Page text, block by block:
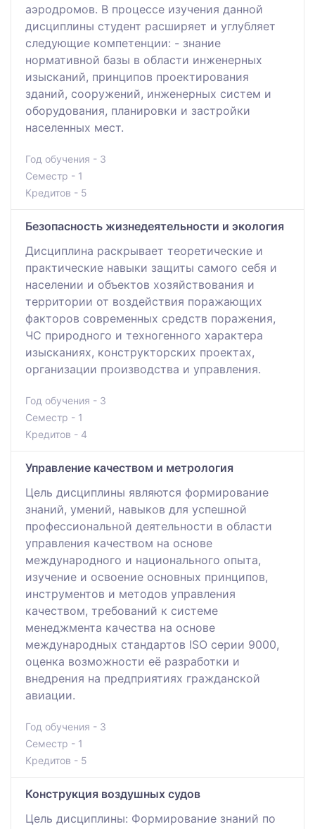
аэродромов. В процессе изучения данной
дисциплины студент расширяет и углубляет
следующие компетенции: - знание
нормативной базы в области инженерных
изысканий, принципов проектирования
зданий, сооружений, инженерных систем и
оборудования, планировки и застройки
населенных мест.
Год обучения - 3
Семестр - 1
Кредитов - 5
Безопасность жизнедеятельности и экология
Дисциплина раскрывает теоретические и
практические навыки защиты самого себя и
населении и объектов хозяйствования и
территории от воздействия поражающих
факторов современных средств поражения,
ЧС природного и техногенного характера
изысканиях, конструкторских проектах,
организации производства и управления.
Год обучения - 3
Семестр - 1
Кредитов - 4
Управление качеством и метрология
Цель дисциплины являются формирование
знаний, умений, навыков для успешной
профессиональной деятельности в области
управления качеством на основе
международного и национального опыта,
изучение и освоение основных принципов,
инструментов и методов управления
качеством, требований к системе
менеджмента качества на основе
международных стандартов ISO серии 9000,
оценка возможности её разработки и
внедрения на предприятиях гражданской
авиации.
Год обучения - 3
Семестр - 1
Кредитов - 5
Конструкция воздушных судов
Цель дисциплины: Формирование знаний по